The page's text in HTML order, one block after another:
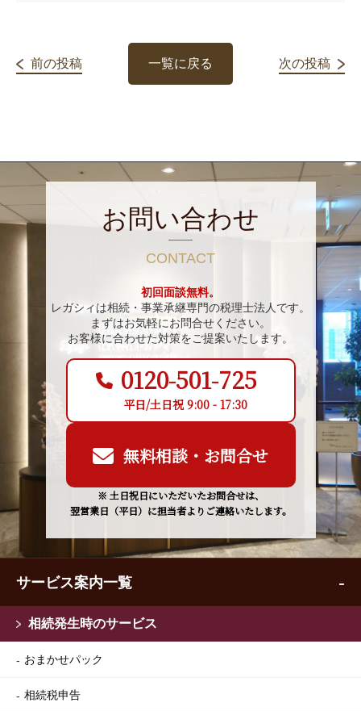
前の投稿 一覧に戻る 次の投稿
お問い合わせ
CONTACT
初回面談無料。
レガシィは相続・事業承継専門の税理士法人です。
まずはお気軽にお問合せください。
お客様に合わせた対策をご提案いたします。
0120-501-725
平日/土日祝 9:00 - 17:30
無料相談・お問合せ
※ 土日祝日にいただいたお問合せは、
翌営業日（平日）に担当者よりご連絡いたします。
サービス案内一覧
相続発生時のサービス
おまかせパック
相続税申告